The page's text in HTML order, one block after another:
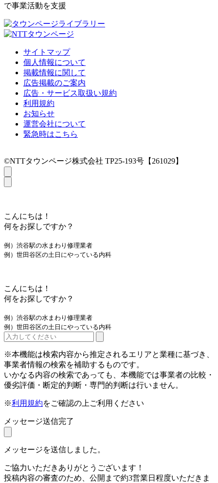
で事業活動を支援
サイトマップ
個人情報について
掲載情報に関して
広告掲載のご案内
広告・サービス取扱い規約
利用規約
お知らせ
運営会社について
緊急時はこちら
©NTTタウンページ株式会社 TP25-193号【261029】
こんにちは！
何をお探しですか？
例）渋谷駅の水まわり修理業者
例）世田谷区の土日にやっている内科
こんにちは！
何をお探しですか？
例）渋谷駅の水まわり修理業者
例）世田谷区の土日にやっている内科
※本機能は検索内容から推定されるエリアと業種に基づき、
事業者情報の検索を補助するものです。
いかなる内容の検索であっても、本機能では事業者の比較・
優劣評価・断定的判断・専門的判断は行いません。
※利用規約をご確認の上ご利用ください
メッセージ送信完了
メッセージを送信しました。
ご協力いただきありがとうございます！
投稿内容の審査のため、公開まで約3営業日程度いただきま